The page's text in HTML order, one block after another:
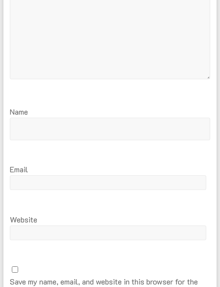
Name
Email
Website
Save my name, email, and website in this browser for the